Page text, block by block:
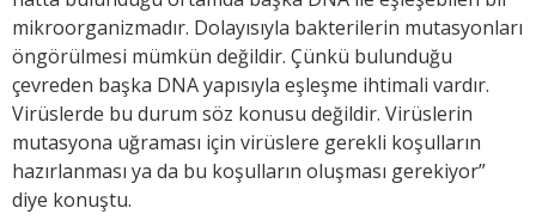
mikroorganizmadır. Dolayısıyla bakterilerin mutasyonları
öngörülmesi mümkün değildir. Çünkü bulunduğu
çevreden başka DNA yapısıyla eşleşme ihtimali vardır.
Virüslerde bu durum söz konusu değildir. Virüslerin
mutasyona uğraması için virüslere gerekli koşulların
hazırlanması ya da bu koşulların oluşması gerekiyor”
diye konuştu.